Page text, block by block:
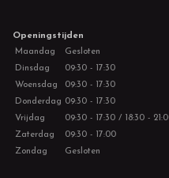
Openingstijden
Maandag
Gesloten
Dinsdag
09:30 - 17:30
Woensdag
09:30 - 17:30
Donderdag 09:30 - 17:30
Vrijdag
09:30 - 17:30 / 18:30 -
Zaterdag
09:30 - 17:00
Zondag
Gesloten